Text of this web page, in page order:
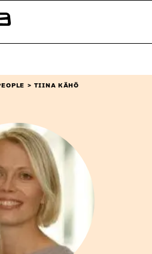
TIINA KÄHÖ